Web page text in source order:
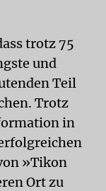
trotz 75
und
Teil
Trotz
in
»Tikon
Ort zu